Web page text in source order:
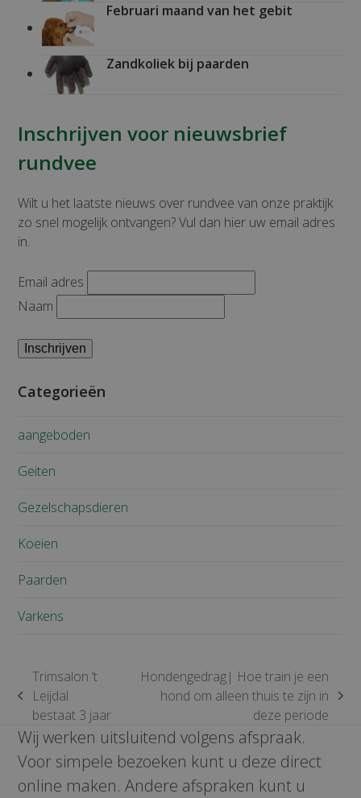
Februari maand van het gebit
Zandkoliek bij paarden
Inschrijven voor nieuwsbrief
rundvee
Wilt u het laatste nieuws over rundvee van onze praktijk
zo snel mogelijk ontvangen? Vul dan hier uw email adres
in.
Email adres
Naam
Categorieën
aangeboden
Geiten
Gezelschapsdieren
Koeien
Paarden
Varkens
previous
post:
Trimsalon ’t
Leijdal
bestaat 3 jaar
Hondengedrag| Hoe train je een
hond om alleen thuis te zijn in
deze periode
Wij werken uitsluitend volgens afspraak.
Voor simpele bezoeken kunt u deze direct
online maken. Andere afspraken kunt u